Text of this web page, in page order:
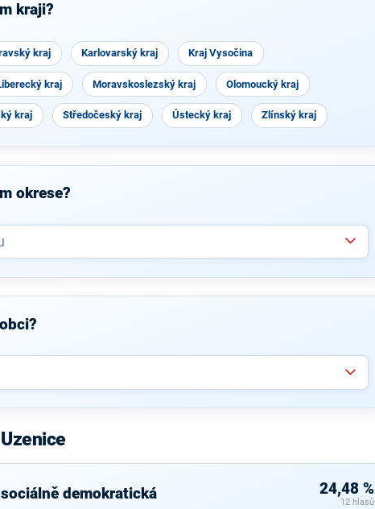
kraji?
kraj Karlovarský kraj Kraj Vysočina
kraj Moravskoslezský kraj Olomoucký kraj
kraj Středočeský kraj Ústecký kraj Zlínský kraj
okrese?
demokratická 24,48 %
12 hlasů